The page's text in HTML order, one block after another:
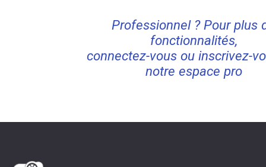
Professionnel ? Pour plus
fonctionnalités,
connectez-vous ou inscrivez-
notre espace pro